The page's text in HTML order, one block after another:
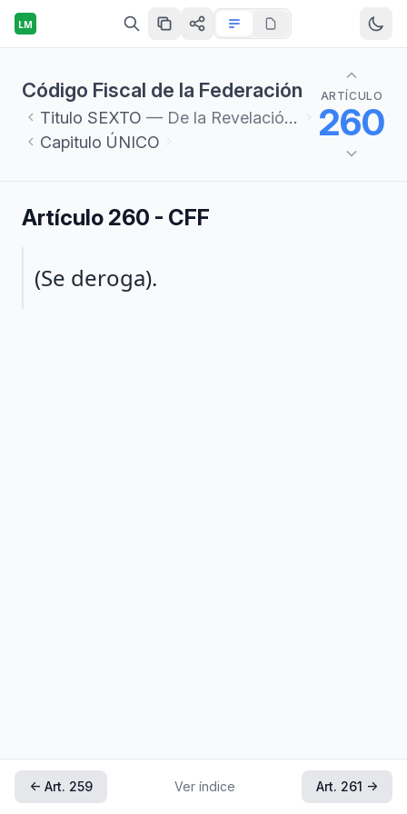
LM
Código Fiscal de la Federación
Titulo SEXTO — De la Revelación de Esquemas Reportables
Capitulo ÚNICO
ARTÍCULO
260
Artículo 260 - CFF
Párrafo 1
(Se deroga).
← Art. 259 Ver índice Art. 261 →